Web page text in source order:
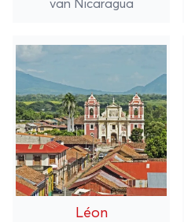
van Nicaragua
Léon